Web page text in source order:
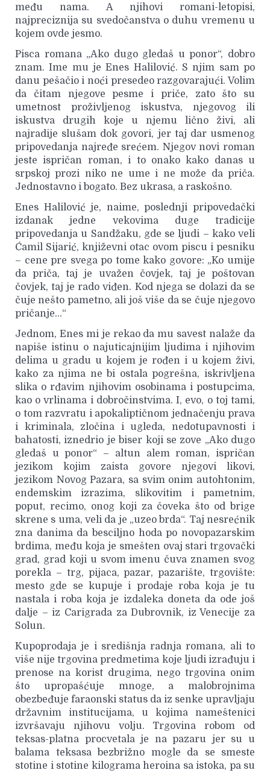
među nama. A njihovi romani-letopisi,
najpreciznija su svedočanstva o duhu vremenu u
kojem ovde jesmo.
Pisca romana „Ako dugo gledaš u ponor“, dobro
znam. Ime mu je Enes Halilović. S njim sam po
danu pešačio i noći presedeo razgovarajući. Volim
da čitam njegove pesme i priče, zato što su
umetnost proživljenog iskustva, njegovog ili
iskustva drugih koje u njemu lično živi, ali
najradije slušam dok govori, jer taj dar usmenog
pripovedanja najređe srećem. Njegov novi roman
jeste ispričan roman, i to onako kako danas u
srpskoj prozi niko ne ume i ne može da priča.
Jednostavno i bogato. Bez ukrasa, a raskošno.
Enes Halilović je, naime, poslednji pripovedački
izdanak jedne vekovima duge tradicije
pripovedanja u Sandžaku, gde se ljudi – kako veli
Ćamil Sijarić, književni otac ovom piscu i pesniku
– cene pre svega po tome kako govore: „Ko umije
da priča, taj je uvažen čovjek, taj je poštovan
čovjek, taj je rado viđen. Kod njega se dolazi da se
čuje nešto pametno, ali još više da se čuje njegovo
pričanje…“
Jednom, Enes mi je rekao da mu savest nalaže da
napiše istinu o najuticajnijim ljudima i njihovim
delima u gradu u kojem je rođen i u kojem živi,
kako za njima ne bi ostala pogrešna, iskrivljena
slika o rđavim njihovim osobinama i postupcima,
kao o vrlinama i dobročinstvima. I, evo, o toj tami,
o tom razvratu i apokaliptičnom jednačenju prava
i kriminala, zločina i ugleda, nedotupavnosti i
bahatosti, iznedrio je biser koji se zove „Ako dugo
gledaš u ponor“ – altun alem roman, ispričan
jezikom kojim zaista govore njegovi likovi,
jezikom Novog Pazara, sa svim onim autohtonim,
endemskim izrazima, slikovitim i pametnim,
poput, recimo, onog koji za čoveka što od brige
skrene s uma, veli da je „uzeo brda“. Taj nesrećnik
zna danima da besciljno hoda po novopazarskim
brdima, među koja je smešten ovaj stari trgovački
grad, grad koji u svom imenu čuva znamen svog
porekla – trg, pijaca, pazar, pazarište, trgovište:
mesto gde se kupuje i prodaje roba koja je tu
nastala i roba koja je izdaleka doneta da ode još
dalje – iz Carigrada za Dubrovnik, iz Venecije za
Solun.
Kupoprodaja je i središnja radnja romana, ali to
više nije trgovina predmetima koje ljudi izrađuju i
prenose na korist drugima, nego trgovina onim
što upropašćuje mnoge, a malobrojnima
obezbeđuje faraonski status da iz senke upravljaju
državnim institucijama, u kojima nameštenici
izvršavaju njihovu volju. Trgovina robom od
teksas-platna procvetala je na pazaru jer su u
balama teksasa bezbrižno mogle da se smeste
stotine i stotine kilograma heroina sa istoka, pa su